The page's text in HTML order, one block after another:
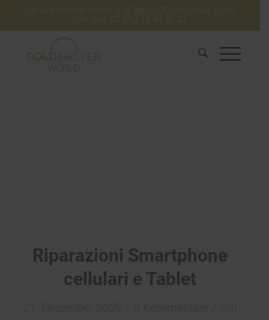
Service-Hotline Mo-Do 8:30 bis 16:30 Uhr. Fr bis 13:45
Uhr. Fon: 07 21 / 75 40 51 30
Riparazioni Smartphone
cellulari e Tablet